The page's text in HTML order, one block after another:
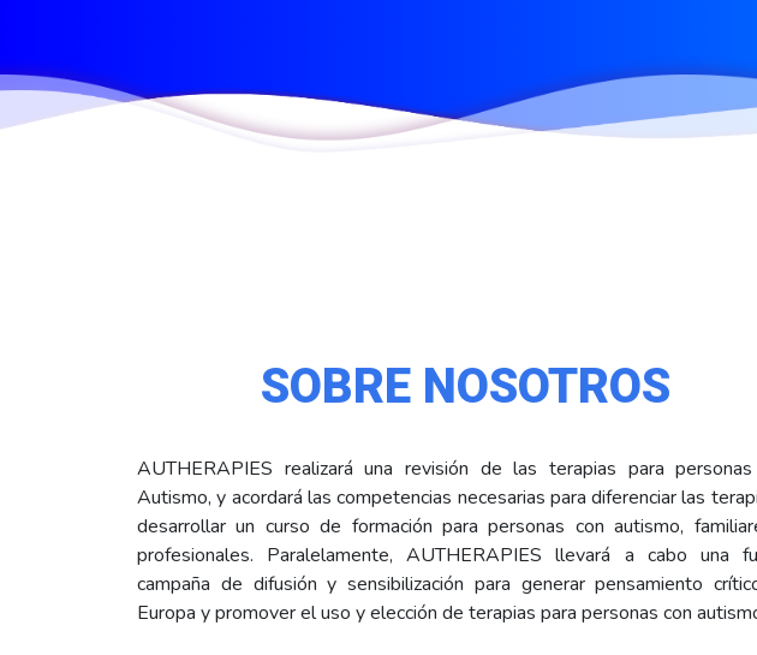
SOBRE NOSOTROS
AUTHERAPIES realizará una revisión de las terapias para
Autismo, y acordará las competencias necesarias para diferenciar las
desarrollar un curso de formación para personas con autismo,
profesionales. Paralelamente, AUTHERAPIES llevará a cabo una
campaña de difusión y sensibilización para generar pensamiento
Europa y promover el uso y elección de terapias para personas con